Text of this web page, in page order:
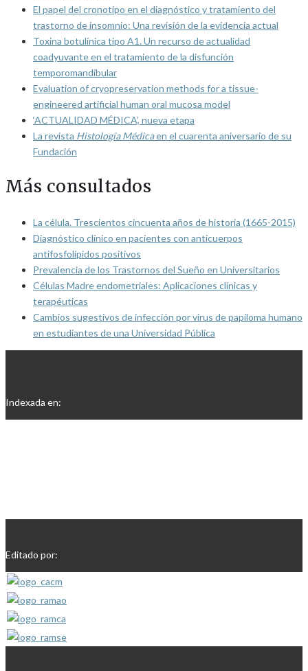
El papel del cronotipo en el diagnóstico y tratamiento del
trastorno de insomnio: Una revisión de la evidencia actual
Toxina botulínica tipo A1. Un recurso de actualidad
coadyuvante en el tratamiento de la disfunción
temporomandibular
Evaluation of cryopreservation methods for a tissue-
engineered artificial human oral mucosa model
‘ACTUALIDAD MÉDICA’, nueva etapa
La revista Histología Médicaen el cuarenta aniversario de su
Fundación
Más consultados
La célula. Trescientos cincuenta años de historia (1665-2015)
Diagnóstico clínico en pacientes con anticuerpos
antifosfolípidos positivos
Prevalencia de los Trastornos del Sueño en Universitarios
Células Madre endometriales: Aplicaciones clínicas y
terapéuticas
Cambios sugestivos de infección por virus de papiloma humano
en estudiantes de una Universidad Pública
Indexada en:
Editado por: